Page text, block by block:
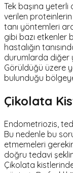
Tek başına
verilen
tanı yöntemleri
gibi bazı etkenler
hastalığın
durumlarda diğer
Görüldüğü üzere
bulunduğu
Çikolata
Endometriozis,
Bu nedenle bu
etmemeleri
doğru tedavi
Çikolata